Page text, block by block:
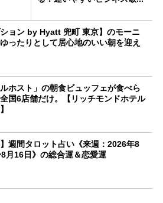
ション by Hyatt 兜町 東京】のモーニ
ったりとして居心地のいい朝を迎え
ルホスト」の朝食ビュッフェが食べら
国6店舗だけ。【リッチモンドホテル
】週間タロット占い《来週：2026年8
8月16日》の総合運＆恋愛運